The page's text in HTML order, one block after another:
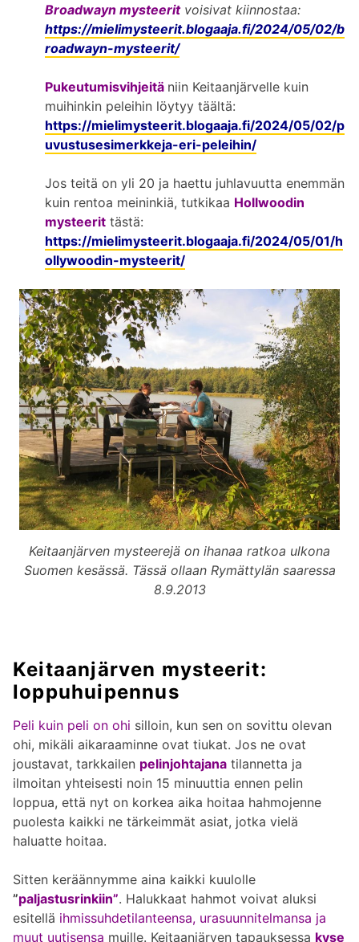
Broadwayn mysteeritvoisivat kiinnostaa:
https://mielimysteerit.blogaaja.fi/2024/05/02/b
roadwayn-mysteerit/
Pukeutumisvihjeitä niin Keitaanjärvelle kuin
muihinkin peleihin löytyy täältä:
https://mielimysteerit.blogaaja.fi/2024/05/02/p
uvustusesimerkkeja-eri-peleihin/
Jos teitä on yli 20 ja haettu juhlavuutta enemmän
kuin rentoa meininkiä, tutkikaa Hollwoodin
mysteerit tästä:
https://mielimysteerit.blogaaja.fi/2024/05/01/h
ollywoodin-mysteerit/
Keitaanjärven mysteerejä on ihanaa ratkoa ulkona
Suomen kesässä. Tässä ollaan Rymättylän saaressa
8.9.2013
Keitaanjärven mysteerit:
loppuhuipennus
Peli kuin peli on ohi silloin, kun sen on sovittu olevan
ohi, mikäli aikaraaminne ovat tiukat. Jos ne ovat
joustavat, tarkkailen pelinjohtajana tilannetta ja
ilmoitan yhteisesti noin 15 minuuttia ennen pelin
loppua, että nyt on korkea aika hoitaa hahmojenne
puolesta kaikki ne tärkeimmät asiat, jotka vielä
haluatte hoitaa.
Sitten keräännymme aina kaikki kuulolle
”paljastusrinkiin”. Halukkaat hahmot voivat aluksi
esitellä ihmissuhdetilanteensa, urasuunnitelmansa ja
muut uutisensa muille. Keitaanjärven tapauksessa kyse